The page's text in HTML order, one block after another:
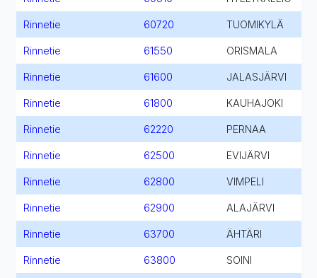
Rinnetie 60720 TUOMIKYLÄ
Rinnetie 61550 ORISMALA
Rinnetie 61600 JALASJÄRVI
Rinnetie 61800 KAUHAJOKI
Rinnetie 62220 PERNAA
Rinnetie 62500 EVIJÄRVI
Rinnetie 62800 VIMPELI
Rinnetie 62900 ALAJÄRVI
Rinnetie 63700 ÄHTÄRI
Rinnetie 63800 SOINI